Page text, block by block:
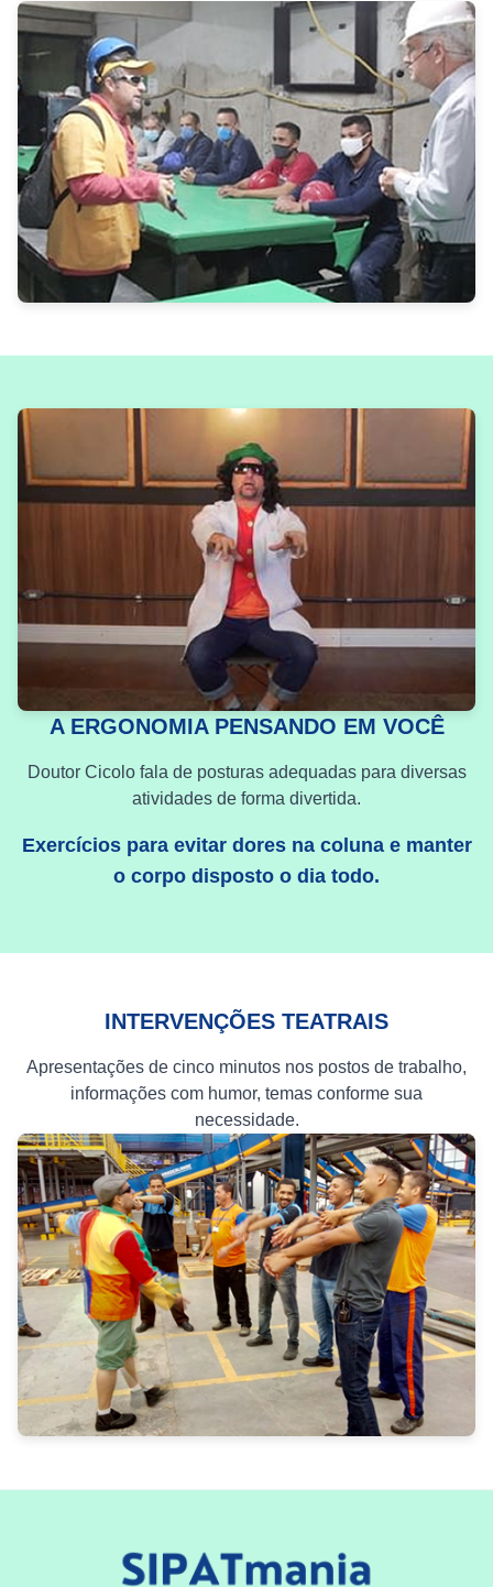
A ERGONOMIA PENSANDO EM VOCÊ
Doutor Cicolo fala de posturas adequadas para diversas
atividades de forma divertida.
Exercícios para evitar dores na coluna e manter
o corpo disposto o dia todo.
INTERVENÇÕES TEATRAIS
Apresentações de cinco minutos nos postos de trabalho,
informações com humor, temas conforme sua
necessidade.